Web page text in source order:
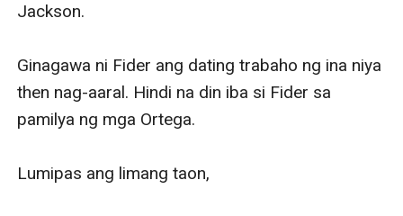
Jackson.
Ginagawa ni Fider ang dating trabaho ng ina niya
then nag-aaral. Hindi na din iba si Fider sa
pamilya ng mga Ortega.
Lumipas ang limang taon,